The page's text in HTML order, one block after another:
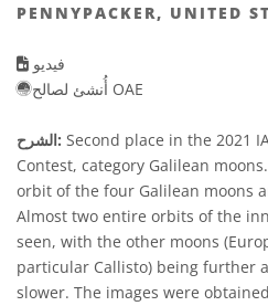
PENNYPACKER, UNITED
فيديو
أُنشئ لصالح OAE
الشرح: Second place in the 2021
Contest, category Galilean
orbit of the four Galilean moons
Almost two entire orbits of the
seen, with the other moons
particular Callisto) being further
slower. The images were